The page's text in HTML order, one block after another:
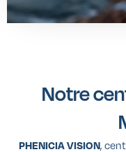
Notre
PHENICIA VISION,